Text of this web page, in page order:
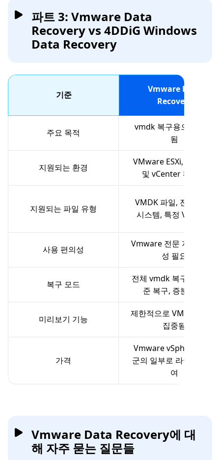
파트 3: Vmware Data
Recovery vs 4DDiG Windows
Data Recovery
기준
Vmware Data
Recovery
주요 목적
vmdk 복구용으로 설계
됨
지원되는 환경
VMware ESXi, vSphere
및 vCenter 환경들
지원되는 파일 유형
VMDK 파일, 전체 가상
시스템, 특정 VM 파일
사용 편의성
Vmware 전문 지식 및 구
성 필요
복구 모드
전체 vmdk 복구, 파일 수
준 복구, 증분 복구
미리보기 기능
제한적으로 VM 데이터에
집중됨
가격
Vmware vSphere 제품
군의 일부로 라이센스 부
여
Vmware Data Recovery에 대
해 자주 묻는 질문들